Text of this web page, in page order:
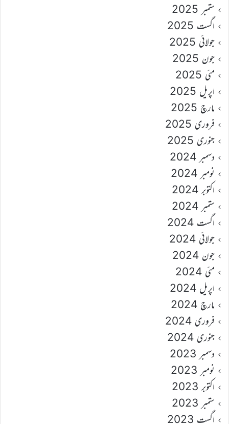
ستمبر 2025
اگست 2025
جولائی 2025
جون 2025
مئی 2025
اپریل 2025
مارچ 2025
فروری 2025
جنوری 2025
دسمبر 2024
نومبر 2024
اکتوبر 2024
ستمبر 2024
اگست 2024
جولائی 2024
جون 2024
مئی 2024
اپریل 2024
مارچ 2024
فروری 2024
جنوری 2024
دسمبر 2023
نومبر 2023
اکتوبر 2023
ستمبر 2023
اگست 2023